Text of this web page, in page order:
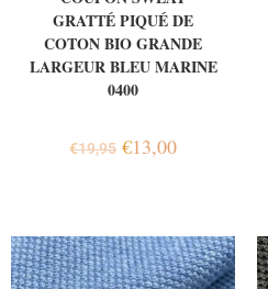
GRATTÉ PIQUÉ DE
COTON BIO GRANDE
LARGEUR BLEU MARINE
0400
€19,95 €13,00